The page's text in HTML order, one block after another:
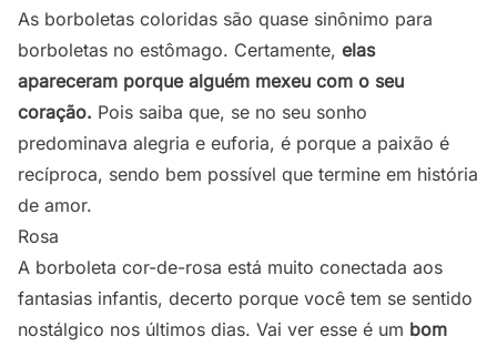
As borboletas coloridas são quase sinônimo para
borboletas no estômago. Certamente, elas
apareceram porque alguém mexeu com o seu
coração. Pois saiba que, se no seu sonho
predominava alegria e euforia, é porque a paixão é
recíproca, sendo bem possível que termine em história
de amor.
Rosa
A borboleta cor-de-rosa está muito conectada aos
fantasias infantis, decerto porque você tem se sentido
nostálgico nos últimos dias. Vai ver esse é um bom